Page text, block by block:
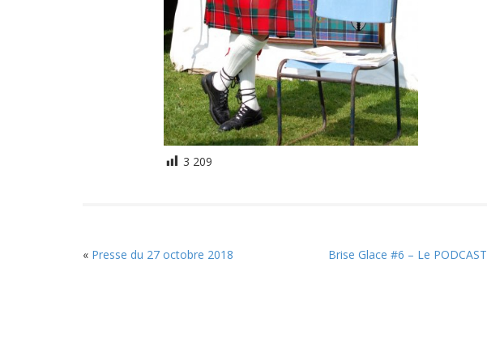
3 209
« Presse du 27 octobre 2018 Brise Glace #6 – Le PODCAST